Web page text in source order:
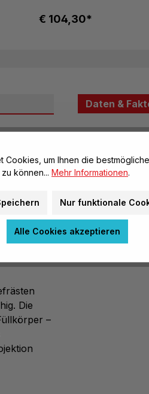
€ 104,30*
für
je acht
zur
Die
–
Daten &
Artikel-Nr.:
Marke:
Material,
Cookies, um Ihnen die
zu können... Mehr Informationen.
Nur funktionale
Alle Cookies akzeptieren